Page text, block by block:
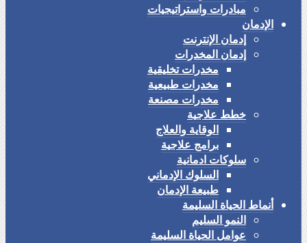
مبادرات واستراتيجيات
الإدمان
إدمان الإنترنت
إدمان المخدرات
مخدرات تخليقية
مخدرات طبيعية
مخدرات مصنعة
خطط علاجية
الوقاية والعلاج
برامج علاجية
سلوكات ادمانية
السلوك الإدماني
طبيعة الإدمان
أنماط الحياة السليمة
النمو السليم
عوامل الحياة السليمة